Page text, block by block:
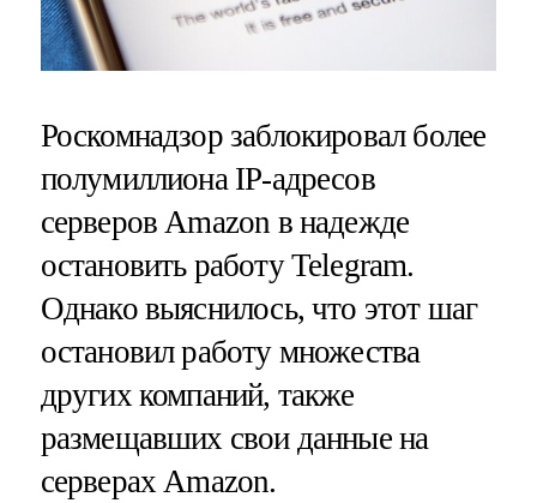
Роскомнадзор заблокировал более
полумиллиона IP-адресов
серверов Amazon в надежде
остановить работу Telegram.
Однако выяснилось, что этот шаг
остановил работу множества
других компаний, также
размещавших свои данные на
серверах Amazon.